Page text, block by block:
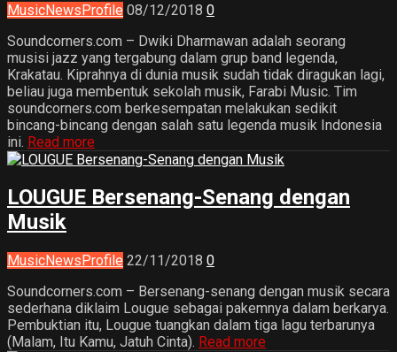
MusicNewsProfile 08/12/2018 0
Soundcorners.com – Dwiki Dharmawan adalah seorang
musisi jazz yang tergabung dalam grup band legenda,
Krakatau. Kiprahnya di dunia musik sudah tidak diragukan lagi,
beliau juga membentuk sekolah musik, Farabi Music. Tim
soundcorners.com berkesempatan melakukan sedikit
bincang-bincang dengan salah satu legenda musik Indonesia
ini. Read more
LOUGUE Bersenang-Senang dengan
Musik
MusicNews Profile 22/11/2018 0
Soundcorners.com – Bersenang-senang dengan musik secara
sederhana diklaim Lougue sebagai pakemnya dalam berkarya.
Pembuktian itu, Lougue tuangkan dalam tiga lagu terbarunya
(Malam, Itu Kamu, Jatuh Cinta). Read more